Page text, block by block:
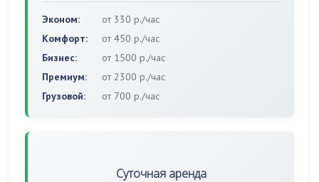
Эконом:
от 330 р./час
Комфорт:
от 450 р./час
Бизнес:
от 1500 р./час
Премиум:
от 2300 р./час
Грузовой:
от 700 р./час
Суточная аренда